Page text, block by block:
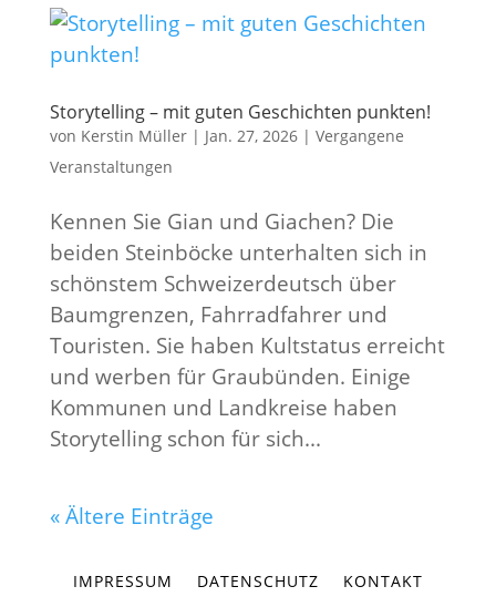
Storytelling – mit guten Geschichten punkten!
von Kerstin Müller| Jan. 27, 2026| Vergangene
Veranstaltungen
Kennen Sie Gian und Giachen? Die
beiden Steinböcke unterhalten sich in
schönstem Schweizerdeutsch über
Baumgrenzen, Fahrradfahrer und
Touristen. Sie haben Kultstatus erreicht
und werben für Graubünden. Einige
Kommunen und Landkreise haben
Storytelling schon für sich...
« Ältere Einträge
IMPRESSUM DATENSCHUTZ
KONTAKT